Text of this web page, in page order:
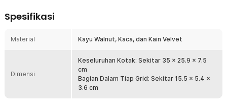
kain velvet lembut, memastikan setiap kacamata terlindungi dari
Anda akan selalu dalam kondisi terbaik. Dilengkapi dengan tutup
agar kacamata Anda bebas debu. Anda bisa menyimpan kacamata
Walnut Mewah dan Kokoh
Dibuat dari kayu walnut berkualitas tinggi, kotak display kacamata
memberikan sentuhan kemewahan pada ruang Anda. Kotak ini tidak
Spesifikasi
Material Kayu Walnut, Kaca, dan Kain Velvet
Dimensi
Keseluruhan Kotak: Sekitar 35 x 25.9 x 7.5
cm
Bagian Dalam Tiap Grid: Sekitar 15.5 x 5.4 x
3.6 cm